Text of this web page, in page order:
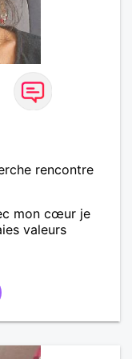
rencontre
mon cœur je
valeurs